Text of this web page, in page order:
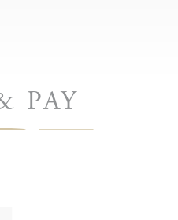
PAY